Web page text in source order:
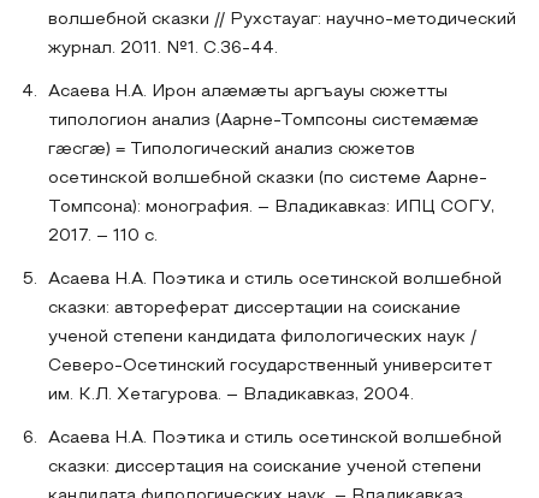
волшебной сказки // Рухстауаг: научно-методический
журнал. 2011. №1. С.36-44.
Асаева Н.А. Ирон алӕмӕты аргъауы сюжетты
типологион анализ (Аарне-Томпсоны системӕмӕ
гӕсгӕ) = Типологический анализ сюжетов
осетинской волшебной сказки (по системе Аарне-
Томпсона): монография. – Владикавказ: ИПЦ СОГУ,
2017. – 110 с.
Асаева Н.А. Поэтика и стиль осетинской волшебной
сказки: автореферат диссертации на соискание
ученой степени кандидата филологических наук /
Северо-Осетинский государственный университет
им. К.Л. Хетагурова. – Владикавказ, 2004.
Асаева Н.А. Поэтика и стиль осетинской волшебной
сказки: диссертация на соискание ученой степени